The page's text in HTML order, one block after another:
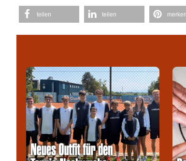
teilen teilen merken